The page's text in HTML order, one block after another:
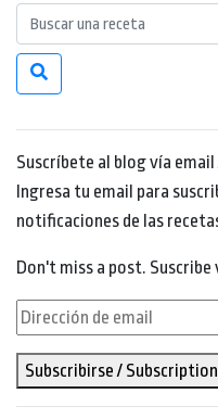
Suscríbete al blog vía
Ingresa tu email para
notificaciones de las
Don't miss a post. Suscribe
Dirección
email
Subscribirse / Subscription